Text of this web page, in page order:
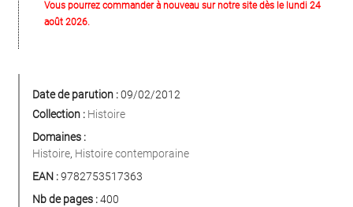
Vous pourrez commander à nouveau sur notre site dès le lundi 24
août 2026.
Date de parution :09/02/2012
Collection : Histoire
Domaines :
Histoire, Histoire contemporaine
EAN :9782753517363
Nb de pages :400